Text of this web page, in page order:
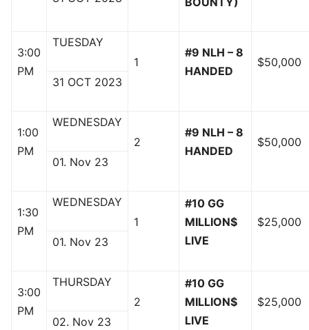
3:00
PM
TUESDAY
1
#9 NLH – 8
HANDED
$50,000
31 OCT 2023
1:00
PM
WEDNESDAY
2
#9 NLH – 8
HANDED
$50,000
01. Nov 23
1:30
PM
WEDNESDAY
1
#10 GG
MILLION$
LIVE
$25,000
01. Nov 23
3:00
PM
THURSDAY
2
#10 GG
MILLION$
LIVE
$25,000
02. Nov 23